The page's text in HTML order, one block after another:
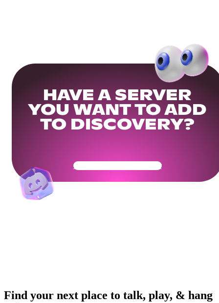
HAVE A SERVER
YOU WANT TO ADD
TO DISCOVERY?
Get Your Community Ready
Find your next place to talk, play, & hang